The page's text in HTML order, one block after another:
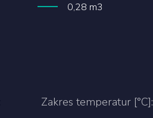
0,28 m3
Zakres temperatur [°C]: